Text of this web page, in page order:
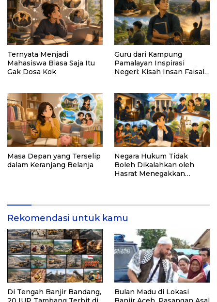
Ternyata Menjadi
Mahasiswa Biasa Saja Itu
Gak Dosa Kok
Guru dari Kampung
Pamalayan Inspirasi
Negeri: Kisah Insan Faisal
Pelosok Negeri”
Masa Depan yang Terselip
dalam Keranjang Belanja
Negara Hukum Tidak
Boleh Dikalahkan oleh
Hasrat Menegakkan
Rekomendasi untuk kamu
Di Tengah Banjir Bandang,
Bulan Madu di Lokasi